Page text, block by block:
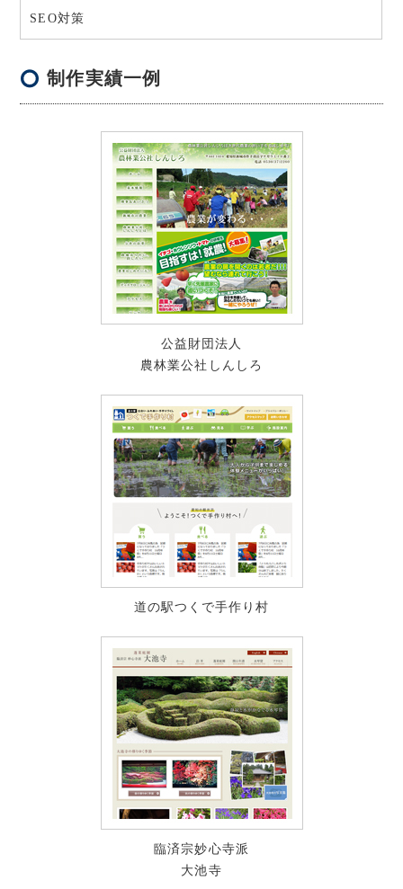
SEO対策
制作実績一例
公益財団法人
農林業公社しんしろ
道の駅つくで手作り村
臨済宗妙心寺派
大池寺